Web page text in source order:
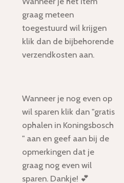
graag meteen
toegestuurd wil krijgen
klik dan de bijbehorende
verzendkosten aan.
Wanneer je nog even op
wil sparen klik dan "gratis
ophalen in Koningsbosch
" aan en geef aan bij de
opmerkingen dat je
graag nog even wil
sparen. Dankje! 💕